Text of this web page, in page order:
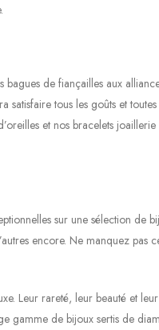
de fiançailles aux
satisfaire tous les goûts et toutes
et nos bracelets
sur une sélection de
encore. Ne manquez pas
Leur rareté, leur beauté et
gamme de bijoux sertis de